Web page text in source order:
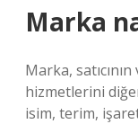
Marka
Marka,
hizmetlerini
isim, terim,